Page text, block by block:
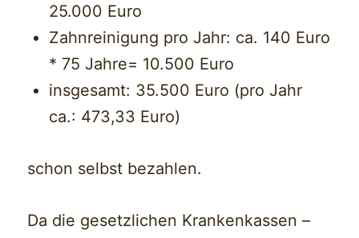
25.000 Euro
Zahnreinigung pro Jahr: ca. 140 Euro
* 75 Jahre= 10.500 Euro
insgesamt: 35.500 Euro (pro Jahr
ca.: 473,33 Euro)
schon selbst bezahlen.
Da die gesetzlichen Krankenkassen –